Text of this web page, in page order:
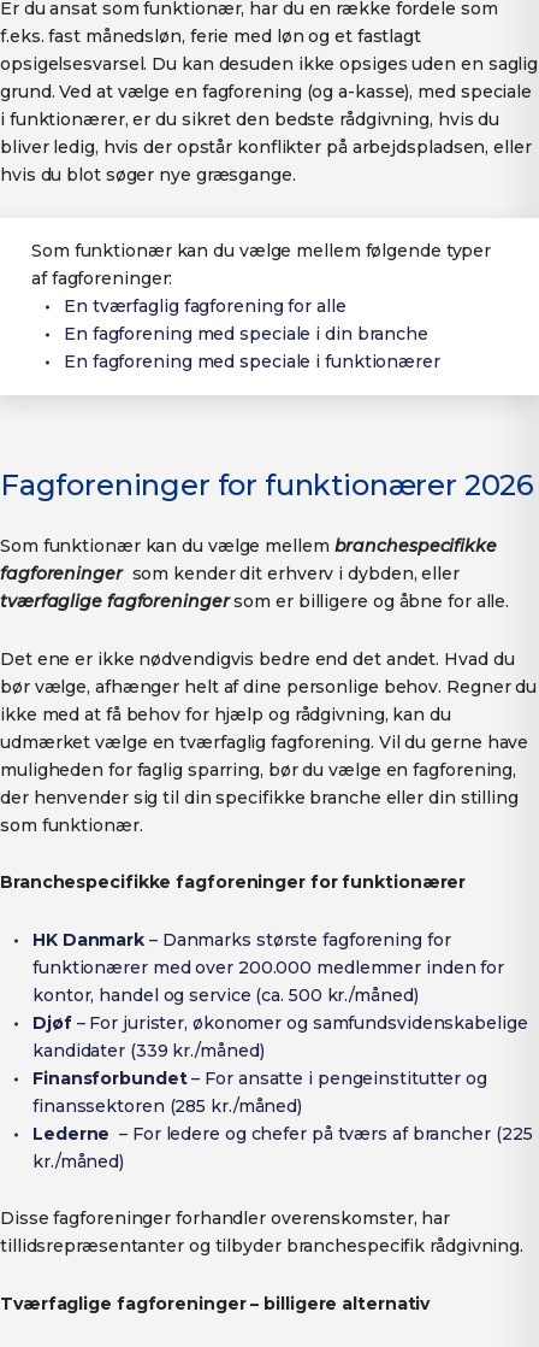
Er du ansat som funktionær, har du en række fordele som
f.eks. fast månedsløn, ferie med løn og et fastlagt
opsigelsesvarsel. Du kan desuden ikke opsiges uden en saglig
grund. Ved at vælge en fagforening (og a-kasse), med speciale
i funktionærer, er du sikret den bedste rådgivning, hvis du
bliver ledig, hvis der opstår konflikter på arbejdspladsen, eller
hvis du blot søger nye græsgange.
Som funktionær kan du vælge mellem følgende typer
af fagforeninger:
En tværfaglig fagforening for alle
En fagforening med speciale i din branche
En fagforening med speciale i funktionærer
Fagforeninger for funktionærer 2026
Som funktionær kan du vælge mellem branchespecifikke
fagforeningersom kender dit erhverv i dybden, eller
tværfaglige fagforeningersom er billigere og åbne for alle.
Det ene er ikke nødvendigvis bedre end det andet. Hvad du
bør vælge, afhænger helt af dine personlige behov. Regner du
ikke med at få behov for hjælp og rådgivning, kan du
udmærket vælge en tværfaglig fagforening. Vil du gerne have
muligheden for faglig sparring, bør du vælge en fagforening,
der henvender sig til din specifikke branche eller din stilling
som funktionær.
Branchespecifikke fagforeninger for funktionærer
HK Danmark – Danmarks største fagforening for
funktionærer med over 200.000 medlemmer inden for
kontor, handel og service (ca. 500 kr./måned)
Djøf– For jurister, økonomer og samfundsvidenskabelige
kandidater (339 kr./måned)
Finansforbundet– For ansatte i pengeinstitutter og
finanssektoren (285 kr./måned)
Lederne – For ledere og chefer på tværs af brancher (225
kr./måned)
Disse fagforeninger forhandler overenskomster, har
tillidsrepræsentanter og tilbyder branchespecifik rådgivning.
Tværfaglige fagforeninger – billigere alternativ